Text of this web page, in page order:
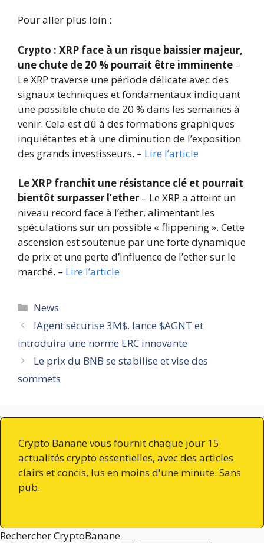
Pour aller plus loin :
Crypto : XRP face à un risque baissier majeur,
une chute de 20 % pourrait être imminente –
Le XRP traverse une période délicate avec des
signaux techniques et fondamentaux indiquant
une possible chute de 20 % dans les semaines à
venir. Cela est dû à des formations graphiques
inquiétantes et à une diminution de l’exposition
des grands investisseurs. – Lire l’article
Le XRP franchit une résistance clé et pourrait
bientôt surpasser l’ether – Le XRP a atteint un
niveau record face à l’ether, alimentant les
spéculations sur un possible « flippening ». Cette
ascension est soutenue par une forte dynamique
de prix et une perte d’influence de l’ether sur le
marché. – Lire l’article
Catégories
News
IAgent sécurise 3M$, lance $AGNT et
introduira une norme ERC innovante
Le prix du BNB se stabilise et vise des
sommets
Crypto Banane vous fournit chaque jour 15
actualités crypto essentielles, avec des articles
clairs et concis, lus en moins d'une minute. Sans
pub.
Rechercher CryptoBanane